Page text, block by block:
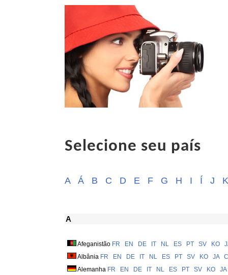
Selecione seu país
A Á B C D E F G H I Í J K
A
Afeganistão FR EN DE IT NL ES PT SV KO
Albânia FR EN DE IT NL ES PT SV KO JA
Alemanha FR EN DE IT NL ES PT SV KO
JA